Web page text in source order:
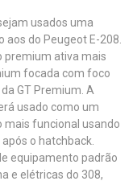
usados ​​uma
do Peugeot E-208.
premium ativa mais
focada com foco
GT Premium. A
usado como um
mais funcional usando
o hatchback.
equipamento padrão
e elétricas do 308,